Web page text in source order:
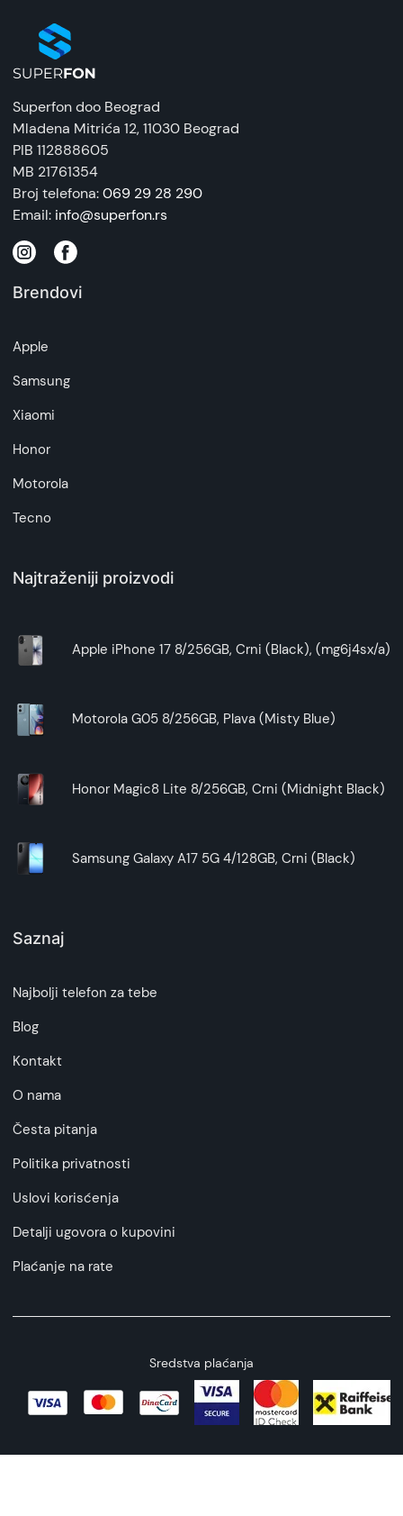
ReproMarket
EAN:
8806092013629
Zemlja porekla:
Vietnam
Prava potrošača:
Zagarantovana sva prava kupaca po osnovu
na daljinu, uslove reklamacije i povrata pročitajte
artikala budu što tačnije i detaljnije ali ne može
da garantuje da su svi podaci apsolutno ispravni.
Superfon doo Beograd
Mladena Mitrića 12, 11030 Beograd
PIB 112888605
MB 21761354
Broj telefona:069 29 28 290
Email: info@superfon.rs
Brendovi
Apple
Samsung
Xiaomi
Honor
Motorola
Tecno
Najtraženiji proizvodi
Apple iPhone 17 8/256GB, Crni (Black), (mg6j4sx/a)
Motorola G05 8/256GB, Plava (Misty Blue)
Honor Magic8 Lite 8/256GB, Crni (Midnight Black)
Samsung Galaxy A17 5G 4/128GB, Crni (Black)
Saznaj
Najbolji telefon za tebe
Blog
Kontakt
O nama
Česta pitanja
Politika privatnosti
Uslovi korisćenja
Detalji ugovora o kupovini
Plaćanje na rate
Sredstva plaćanja